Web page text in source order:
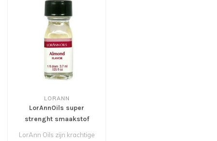
LORANN
LorAnnOils super
strenght smaakstof
amandel 3.7 ml
LorAnn Oils zijn krachtige